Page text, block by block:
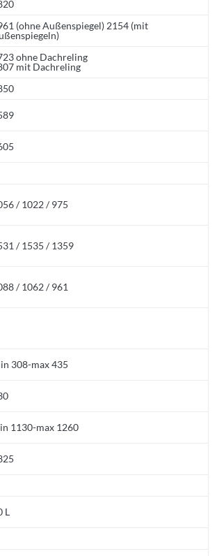
(ohne Außenspiegel) 2154 (mit
ohne Dachreling
mit Dachreling
/ 1022 / 975
/ 1535 / 1359
/ 1062 / 961
308-max 435
1130-max 1260
L